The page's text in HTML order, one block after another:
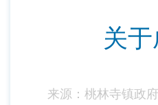
关
来源：桃林寺镇政府